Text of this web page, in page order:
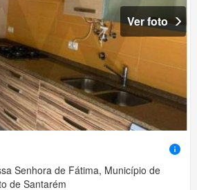
Ver foto
Senhora de Fátima, Município de
de Santarém